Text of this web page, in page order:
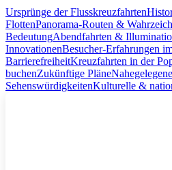
Ursprünge der Flusskreuzfahrten
FlottenPanorama-Routen &
BedeutungAbendfahrten &
InnovationenBesucher-Erfahrungen
BarrierefreiheitKreuzfahrten in der
buchenZukünftige Pläne
SehenswürdigkeitenKulturelle &